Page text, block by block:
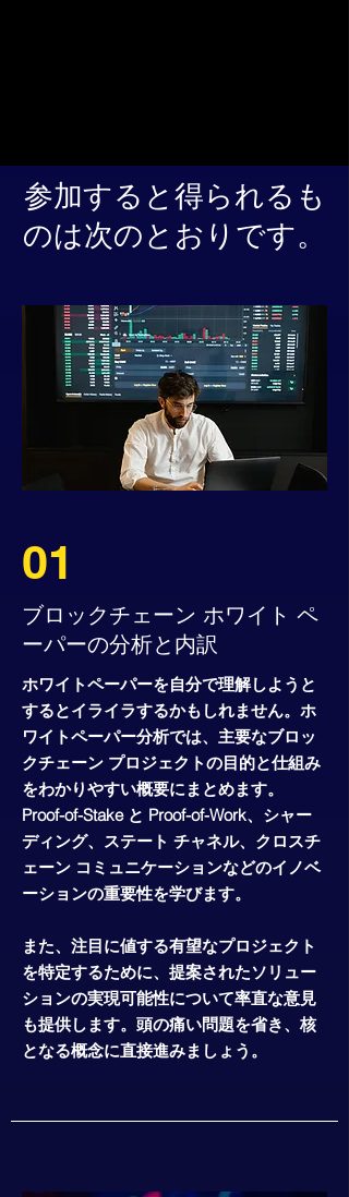
参加すると得られるも
のは次のとおりです。
01
ブロックチェーン ホワイト ペ
ーパーの分析と内訳
ホワイトペーパーを自分で理解しようと
するとイライラするかもしれません。ホ
ワイトペーパー分析では、主要なブロッ
クチェーン プロジェクトの目的と仕組み
をわかりやすい概要にまとめます。
Proof-of-Stake と Proof-of-Work、シャー
ディング、ステート チャネル、クロスチ
ェーン コミュニケーションなどのイノベ
ーションの重要性を学びます。
また、注目に値する有望なプロジェクト
を特定するために、提案されたソリュー
ションの実現可能性について率直な意見
も提供します。頭の痛い問題を省き、核
となる概念に直接進みましょう。